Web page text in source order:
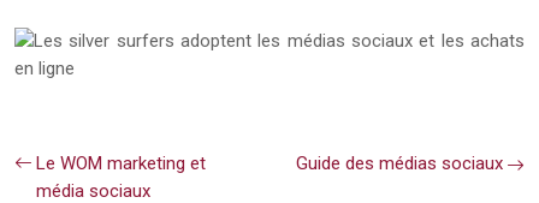
Le WOM marketing et
média sociaux
Guide des médias sociaux